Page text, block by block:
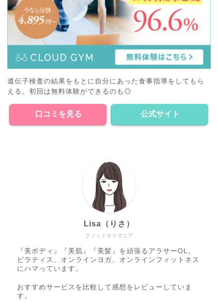
遺伝子検査の結果をもとに自分にあった食事指導をしてもら
える。初回は無料体験ができるのも◎
口コミを見る 公式サイト
フィットネスマニア
Lisa（りさ）
『美ボディ』『美肌』『美髪』を頑張るアラサーOL。
ピラティス、オンラインヨガ、オンラインフィットネス
にハマっています。
おすすめサービスを比較して感想をレビューしていま
す。